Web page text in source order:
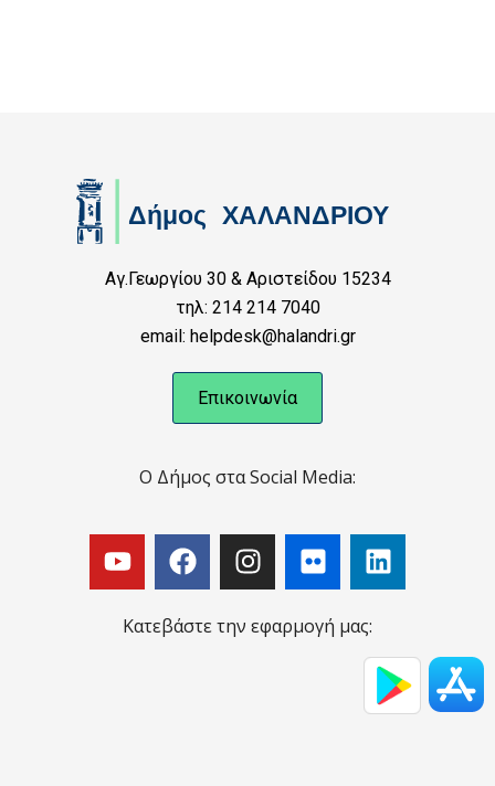
Αγ.Γεωργίου 30 & Αριστείδου 15234
τηλ: 214 214 7040
email: helpdesk@halandri.gr
Επικοινωνία
Ο Δήμος στα Social Media:
Κατεβάστε την εφαρμογή μας: